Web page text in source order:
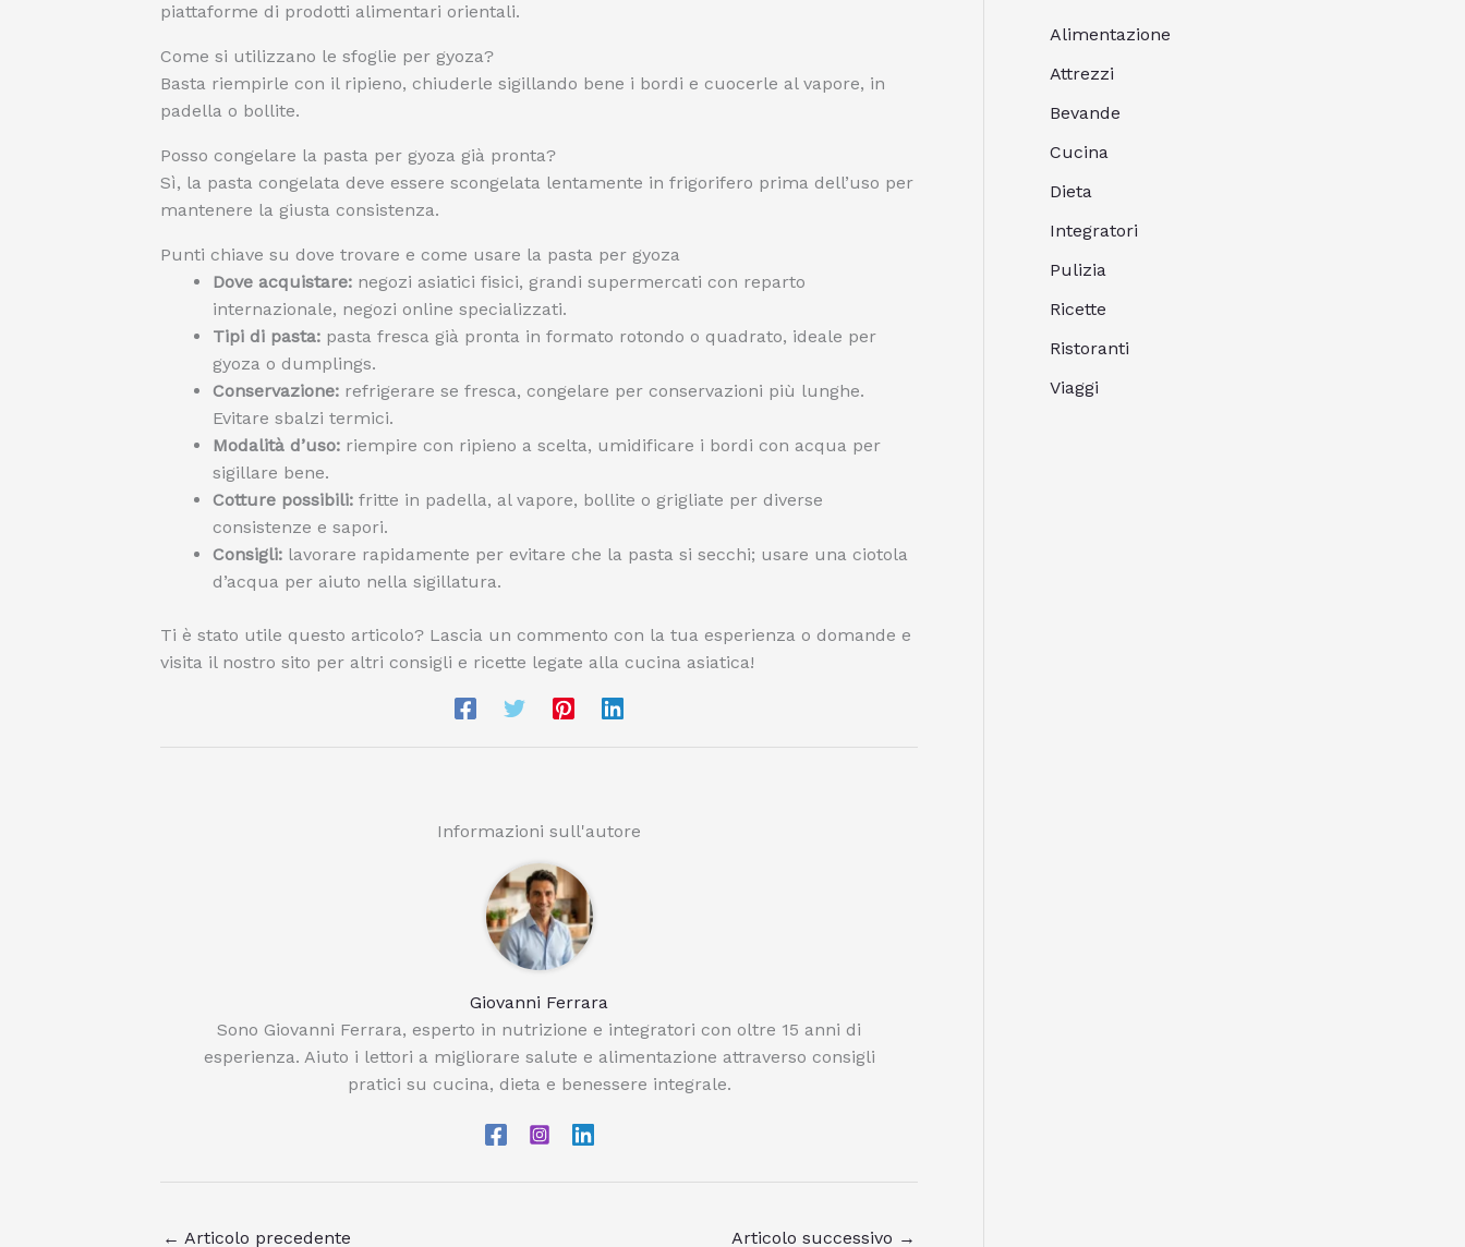
piattaforme di prodotti alimentari orientali.
Come si utilizzano le sfoglie per gyoza?
Basta riempirle con il ripieno, chiuderle sigillando bene i bordi e cuocerle al vapore, in
padella o bollite.
Posso congelare la pasta per gyoza già pronta?
Sì, la pasta congelata deve essere scongelata lentamente in frigorifero prima dell’uso per
mantenere la giusta consistenza.
Punti chiave su dove trovare e come usare la pasta per gyoza
Dove acquistare: negozi asiatici fisici, grandi supermercati con reparto
internazionale, negozi online specializzati.
Tipi di pasta: pasta fresca già pronta in formato rotondo o quadrato, ideale per
gyoza o dumplings.
Conservazione: refrigerare se fresca, congelare per conservazioni più lunghe.
Evitare sbalzi termici.
Modalità d’uso: riempire con ripieno a scelta, umidificare i bordi con acqua per
sigillare bene.
Cotture possibili: fritte in padella, al vapore, bollite o grigliate per diverse
consistenze e sapori.
Consigli: lavorare rapidamente per evitare che la pasta si secchi; usare una ciotola
d’acqua per aiuto nella sigillatura.
Ti è stato utile questo articolo? Lascia un commento con la tua esperienza o domande e
visita il nostro sito per altri consigli e ricette legate alla cucina asiatica!
Informazioni sull'autore
Giovanni Ferrara
Sono Giovanni Ferrara, esperto in nutrizione e integratori con oltre 15 anni di
esperienza. Aiuto i lettori a migliorare salute e alimentazione attraverso consigli
pratici su cucina, dieta e benessere integrale.
← Articolo precedente Articolo successivo →
Alimentazione
Attrezzi
Bevande
Cucina
Dieta
Integratori
Pulizia
Ricette
Ristoranti
Viaggi